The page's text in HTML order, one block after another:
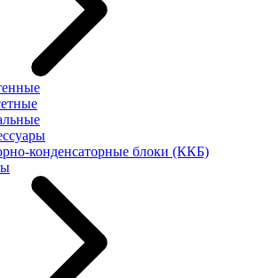
конденсаторные блоки (ККБ)